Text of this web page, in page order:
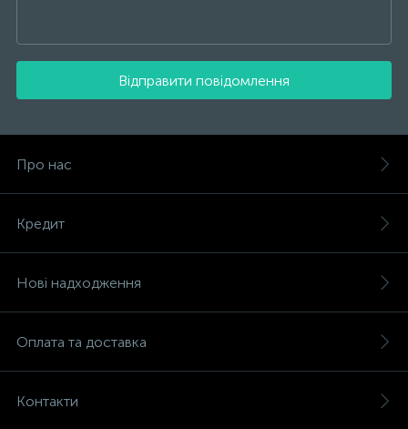
Відправити повідомлення
Про нас
Кредит
Нові надходження
Оплата та доставка
Контакти